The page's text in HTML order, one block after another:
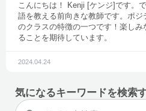
こんにちは！ Kenji [ケンジ]です。
語を教える前向きな教師です。ポ
のクラスの特徴の一つです！楽し
ることを期待しています。
2024.04.24
気になるキーワードを検索